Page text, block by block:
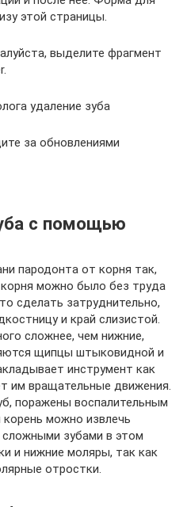
этой страницы.
выделите фрагмент
удаление зуба
за обновлениями
с помощью
пародонта от корня так,
можно было без труда
сделать затруднительно,
и край слизистой.
сложнее, чем нижние,
щипцы штыковидной и
инструмент как
им вращательные движения.
поражены воспалительным
можно извлечь
зубами в этом
и нижние моляры, так как
отростки.